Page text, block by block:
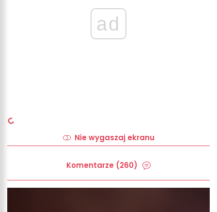
ad
Nie wygaszaj ekranu
Komentarze (260)